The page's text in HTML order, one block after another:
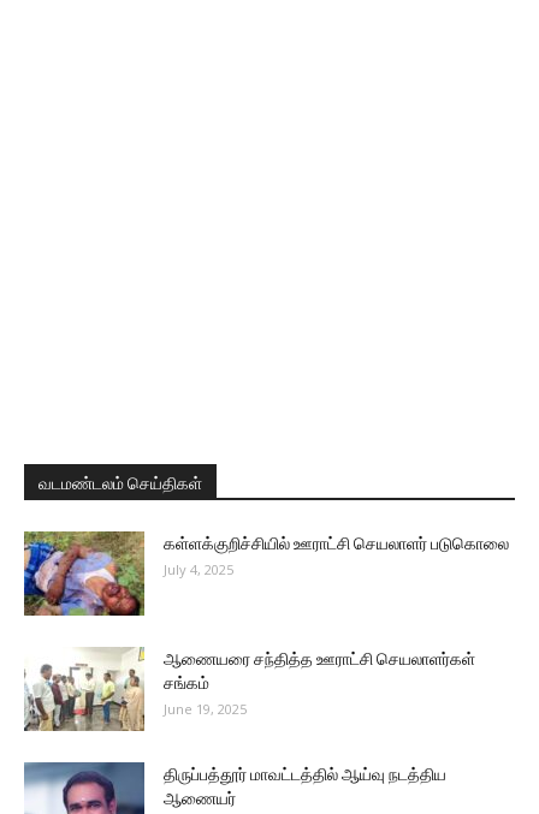
வடமண்டலம் செய்திகள்
கள்ளக்குறிச்சியில் ஊராட்சி செயலாளர் படுகொலை
July 4, 2025
ஆணையரை சந்தித்த ஊராட்சி செயலாளர்கள்
சங்கம்
June 19, 2025
திருப்பத்தூர் மாவட்டத்தில் ஆய்வு நடத்திய
ஆணையர்